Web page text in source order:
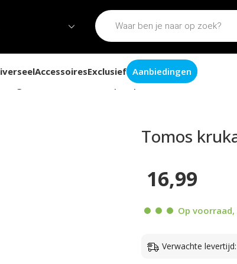
AccessoiresExclusief Aanbiedingen
vliegwiel moer M10x1 oliepomp
Tomos
16,99
Op
Verwachte levertijd: